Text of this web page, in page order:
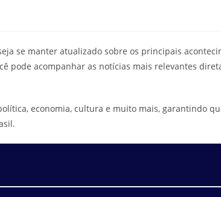
se manter atualizado sobre os principais
pode acompanhar as notícias mais relevantes
economia, cultura e muito mais, garantindo